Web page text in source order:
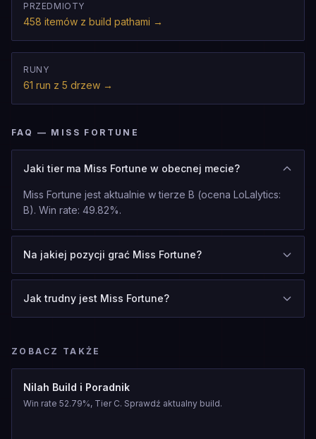
PRZEDMIOTY
458 itemów z build pathami →
RUNY
61 run z 5 drzew →
FAQ — MISS FORTUNE
Jaki tier ma Miss Fortune w obecnej mecie?
Miss Fortune jest aktualnie w tierze B (ocena LoLalytics:
B). Win rate: 49.82%.
Na jakiej pozycji grać Miss Fortune?
Jak trudny jest Miss Fortune?
ZOBACZ TAKŻE
Nilah Build i Poradnik
Win rate 52.79%, Tier C. Sprawdź aktualny build.